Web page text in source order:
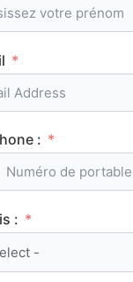
les points
Espagnol
:
: